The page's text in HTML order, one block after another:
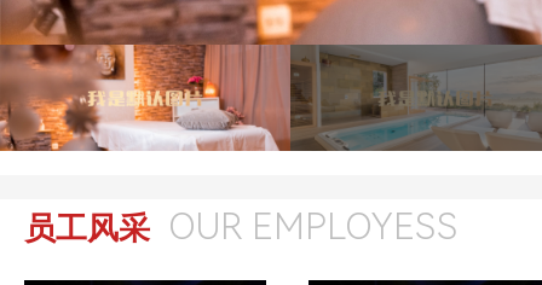
员工风采 OUR EMPLOYESS